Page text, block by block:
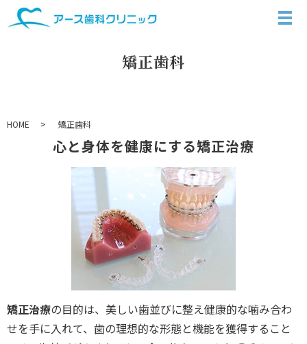
矯正歯科
HOME 矯正歯科
心と身体を健康にする矯正治療
矯正治療の目的は、美しい歯並びに整え健康的な噛み合わ
せを手に入れて、歯の理想的な形態と機能を獲得すること